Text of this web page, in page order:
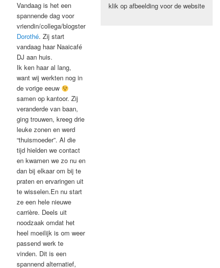
Vandaag is het een
spannende dag voor
vriendin/collega/blogster
Dorothé. Zij start
vandaag haar Naaicafé
DJ aan huis.
Ik ken haar al lang,
want wij werkten nog in
de vorige eeuw
samen op kantoor. Zij
veranderde van baan,
ging trouwen, kreeg drie
leuke zonen en werd
“thuismoeder”. Al die
tijd hielden we contact
en kwamen we zo nu en
dan bij elkaar om bij te
praten en ervaringen uit
te wisselen.En nu start
ze een hele nieuwe
carrière. Deels uit
noodzaak omdat het
heel moeilijk is om weer
passend werk te
vinden. Dit is een
spannend alternatief,
klik op afbeelding voor de website